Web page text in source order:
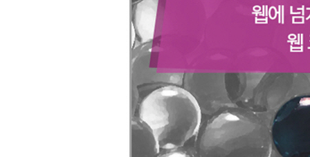
12.1 API에 대한 간단한 소개
__12.1.1 HTTP 메서드와 API
__12.1.2 API 응답에 대해
12.2 JSON 파싱
12.3 문서화되지 않은 API
__12.3.1 문서화되지 않은 API 찾기
__12.3.2 문서화되지 않은 API 문서화하기
__12.3.3 API 자동으로 찾고 문서화하기
12.4 API와 다른 데이터 소스의 결합